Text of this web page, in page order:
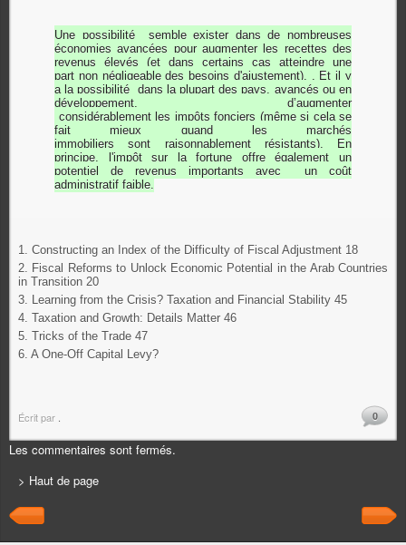
Une possibilité semble exister dans de nombreuses
économies avancées pour augmenter les recettes des
revenus élevés (et dans certains cas atteindre une
part non négligeable des besoins d'ajustement), . Et il y
a la possibilité dans la plupart des pays, avancés ou en
développement,
d’augmenter
considérablementles impôts fonciers (même si cela se
fait mieux
quand
les marchés
immobiliers
sont raisonnablement résistants).
En
principe, l'impôtsur la fortune offre également
un
potentiel de
revenus importants
avec un coût
administratif faible.
1. Constructing an Index of the Difficulty of Fiscal Adjustment 18
2. Fiscal Reforms to Unlock Economic Potential in the Arab Countries
in Transition 20
3. Learning from the Crisis? Taxation and Financial Stability 45
4. Taxation and Growth: Details Matter 46
5. Tricks of the Trade 47
6. A One-Off Capital Levy?
Écrit par . 0
Les commentaires sont fermés.
> Haut de page